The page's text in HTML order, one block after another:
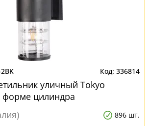
336814
уличный Tokyo
форме цилиндра
896 шт.